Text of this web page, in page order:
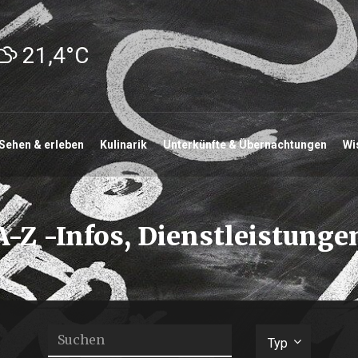
21,4°C
& erleben Kulinarik Unterkünfte & Übernachtungen
Z -Infos,
Typ